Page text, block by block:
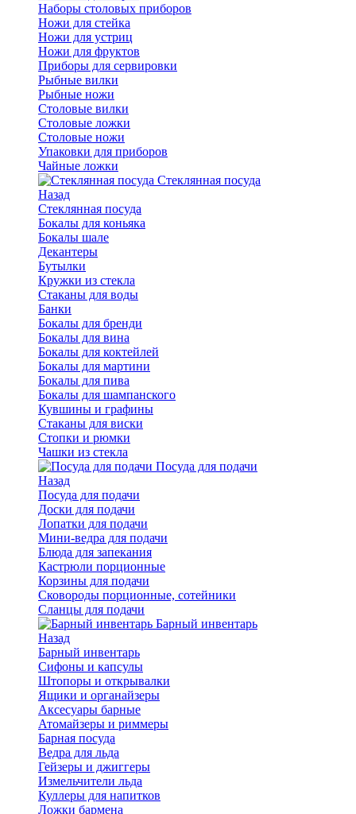
Наборы столовых приборов
Ножи для стейка
Ножи для устриц
Ножи для фруктов
Приборы для сервировки
Рыбные вилки
Рыбные ножи
Столовые вилки
Столовые ложки
Столовые ножи
Упаковки для приборов
Чайные ложки
Стеклянная посуда
Назад
Стеклянная посуда
Бокалы для коньяка
Бокалы шале
Декантеры
Бутылки
Кружки из стекла
Стаканы для воды
Банки
Бокалы для бренди
Бокалы для вина
Бокалы для коктейлей
Бокалы для мартини
Бокалы для пива
Бокалы для шампанского
Кувшины и графины
Стаканы для виски
Стопки и рюмки
Чашки из стекла
Посуда для подачи
Назад
Посуда для подачи
Доски для подачи
Лопатки для подачи
Мини-ведра для подачи
Блюда для запекания
Кастрюли порционные
Корзины для подачи
Сковороды порционные, сотейники
Сланцы для подачи
Барный инвентарь
Назад
Барный инвентарь
Сифоны и капсулы
Штопоры и открывалки
Ящики и органайзеры
Аксесуары барные
Атомайзеры и риммеры
Барная посуда
Ведра для льда
Гейзеры и джиггеры
Измельчители льда
Куллеры для напитков
Ложки бармена